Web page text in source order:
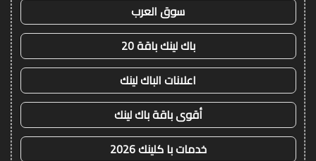
سوق العرب
باك لينك باقة 20
اعلانات الباك لينك
أقوى باقة باك لينك
خدمات با كلينك 2026